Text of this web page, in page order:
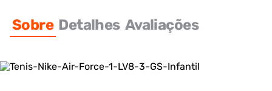
Sobre Detalhes Avaliações